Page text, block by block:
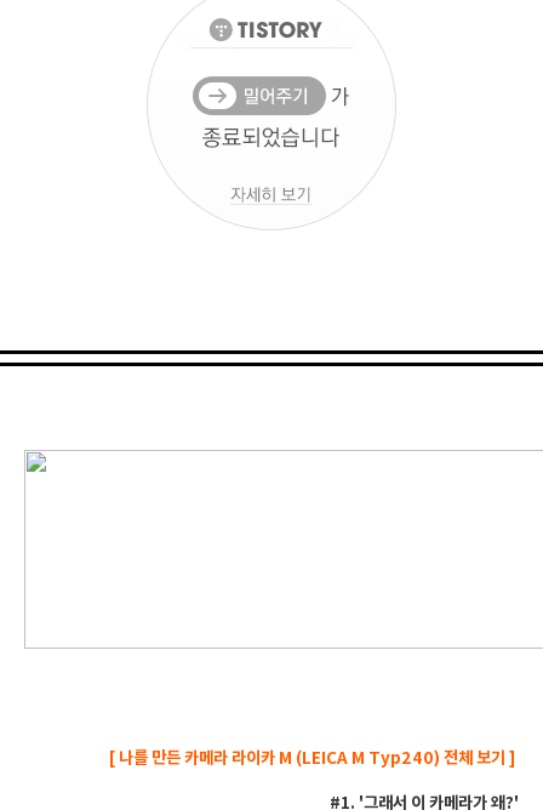
[ 나를 만든카메라 라이카 M (LEICA M Typ240) 전체 보기 ]
#1. '그래서 이 카메라가왜?'